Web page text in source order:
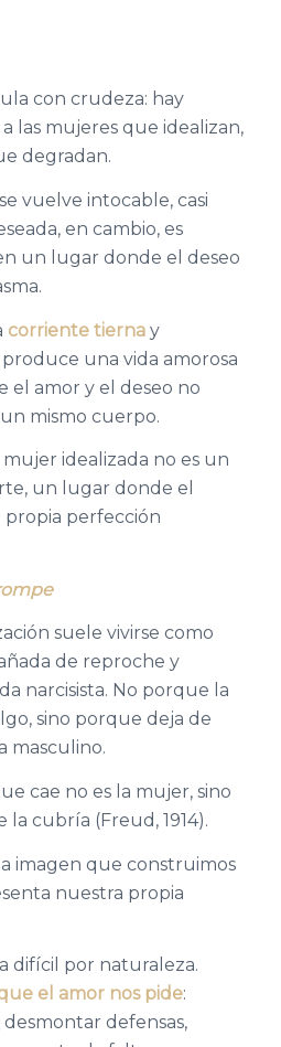
con crudeza: hay
las mujeres que idealizan,
degradan.
vuelve intocable, casi
en cambio, es
un lugar donde el deseo
corriente tiernay
produce una vida amorosa
el amor y el deseo no
mismo cuerpo.
mujer idealizada no es un
un lugar donde el
propia perfección
suele vivirse como
de reproche y
narcisista. No porque la
sino porque deja de
masculino.
cae no es la mujer, sino
la cubría (Freud, 1914).
imagen que construimos
nuestra propia
difícil por naturaleza.
el amor nos pide:
desmontar defensas,